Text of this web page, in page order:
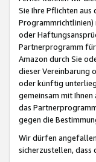
Sie Ihre Pflichten
Programmrichtlinien)
oder
Partnerprogramm für
Amazon durch Sie
dieser Vereinbarung
oder künftig
gemeinsam mit
das
gegen die
Wir dürfen
sicherzustellen, dass